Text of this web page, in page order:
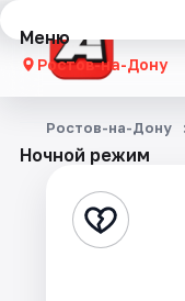
Меню
Ростов-на-Дону
Концерты
Стендап
Ночной режим
Ростов-на-Дону